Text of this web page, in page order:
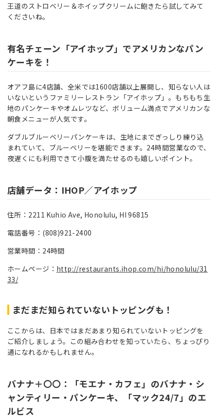
王道のストロベリー＆ホイップクリームに飽きたら試してみて
くださいね。
有名チェーン「アイホップ」でアメリカンなパン
ケーキを！
オアフ島に4店舗、全米では1600店舗以上展開し、知らない人は
いないというファミリーレストラン「アイホップ」。もちもち生
地のパンケーキやオムレツなど、ボリューム満点でアメリカンな
朝食メニューが人気です。
ダブルブルーベリーパンケーキは、生地にまでぎっしり練り込
まれていて、ブルーベリーを堪能できます。24時間営業なので、
夜遅くにも利用できて小腹を満たせるのも嬉しいポイント。
店舗データ：IHOP／アイホップ
住所：2211 Kuhio Ave, Honolulu, HI 96815
電話番号：(808)921-2400
営業時間：24時間
ホームページ： http://restaurants.ihop.com/hi/honolulu/31
33/
まだまだ知られていないトッピングも！
ここからは、日本ではまだあまり知られていないトッピングを
ご紹介しましょう。この組み合わせを知っていたら、ちょっぴり
通になれるかもしれません。
バナナ＋〇〇：「モエナ・カフェ」のバナナ・シ
ャンティリー・パンケーキ、「マック24/7」のエ
ルビス